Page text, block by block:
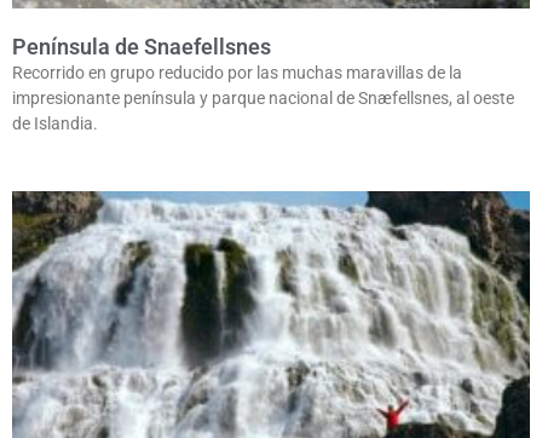
Península de Snaefellsnes
Recorrido en grupo reducido por las muchas maravillas de la
impresionante península y parque nacional de Snæfellsnes, al oeste
de Islandia.